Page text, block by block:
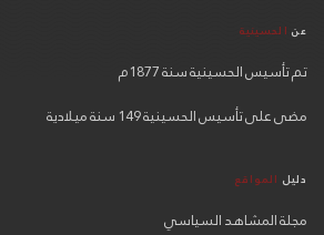
عن الحسينية
تم تأسيس الحسينية سنة 1877م
مضى على تأسيس الحسينية 149 سنة ميلادية
دليل المواقع
مجلة المشاهد السياسي